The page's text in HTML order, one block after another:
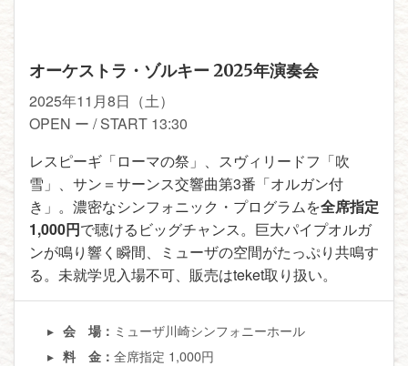
オーケストラ・ゾルキー 2025年演奏会
2025年11月8日（土）
OPEN ー / START 13:30
レスピーギ「ローマの祭」、スヴィリードフ「吹
雪」、サン＝サーンス交響曲第3番「オルガン付
き」。濃密なシンフォニック・プログラムを全席指定
1,000円で聴けるビッグチャンス。巨大パイプオルガ
ンが鳴り響く瞬間、ミューザの空間がたっぷり共鳴す
る。未就学児入場不可、販売はteket取り扱い。
会 場： ミューザ川崎シンフォニーホール
料 金：全席指定 1,000円